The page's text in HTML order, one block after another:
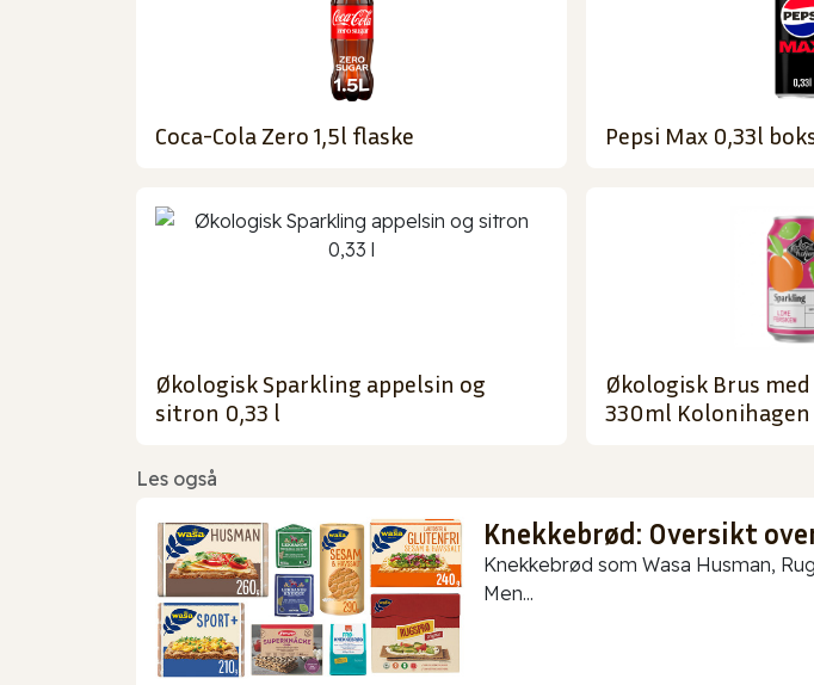
Coca-Cola Zero 1,5l flaske Pepsi Max 0,33l
Økologisk Sparkling appelsin og
sitron 0,33 l
Økologisk Brus
330ml Kolonihagen
Les også
Knekkebrød: Oversikt
Knekkebrød som Wasa Husman,
Men...